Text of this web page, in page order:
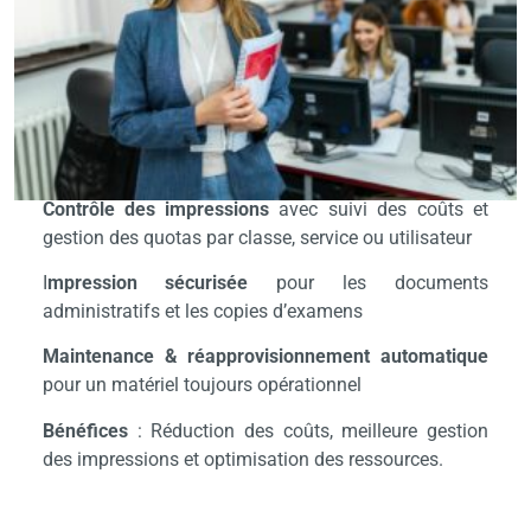
administratifs…Pourtant, cette gestion peut vite
devenir coûteuse et chronophage.
Solutions Axantis:
Imprimantes & photocopieurs Xerox
performants et
adaptés aux besoins de l’éducation
Contrôle des impressions avec suivi des coûts et
gestion des quotas par classe, service ou utilisateur
Impression sécurisée pour les documents
administratifs et les copies d’examens
Maintenance & réapprovisionnement automatique
pour un matériel toujours opérationnel
Bénéfices : Réduction des coûts, meilleure gestion
des impressions et optimisation des ressources.